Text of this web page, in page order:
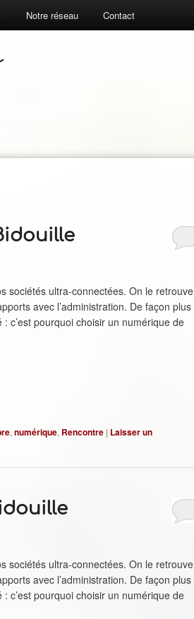
Notre réseau Contact
sociétés ultra-connectées. On le retrouve
avec l’administration. De façon plus
: c’est pourquoi choisir un numérique de
, numérique, Rencontre | Laisser un
sociétés ultra-connectées. On le retrouve
avec l’administration. De façon plus
: c’est pourquoi choisir un numérique de